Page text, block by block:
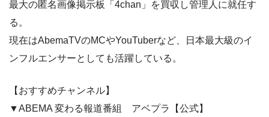
最大の匿名画像掲示板「4chan」を買収し管理人に就任す
る。
現在はAbemaTVのMCやYouTuberなど、日本最大級のイ
ンフルエンサーとしても活躍している。
【おすすめチャンネル】
▼ABEMA 変わる報道番組 アベプラ【公式】